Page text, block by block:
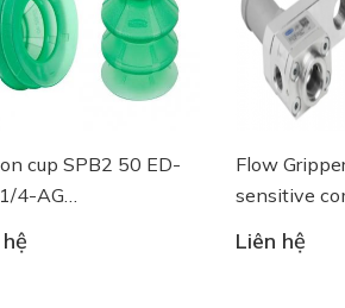
ED-
Flow Grippers for handling
sensitive components